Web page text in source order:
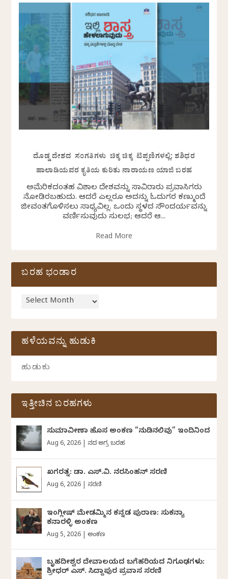
ದೊಡ್ಡ ದೇಶದ ಸಂಗತಿಗಳು ಚಿಕ್ಕ ಚಿಕ್ಕ ಟಿಪ್ಪಣಿಗಳಲ್ಲಿ: ಶಶಿಧರ
ಹಾಲಾಡಿಯವರ ಕೃತಿಯ ಕುರಿತು ನಾರಾಯಣ ಯಾಜಿ ಬರಹ
ಅಮೆರಿಕದಂತಹ ವಿಶಾಲ ದೇಶವನ್ನು ಸಾವಿರಾರು ಪ್ರವಾಸಿಗರು
ನೋಡಿರಬಹುದು. ಆದರೆ ಎಲ್ಲರೂ ಅದನ್ನು ಓದುಗರ ಕಣ್ಮುಂದೆ
ಜೀವಂತಗೊಳಿಸಲು ಸಾಧ್ಯವಿಲ್ಲ. ಒಂದು ಸ್ಥಳದ ಸೌಂದರ್ಯವನ್ನು
ವರ್ಣಿಸುವುದು ಸುಲಭ; ಆದರೆ ಆ...
Read More
ಬರಹ ಭಂಡಾರ
ಹಳೆಯವನ್ನು ಹುಡುಕಿ
ಇತ್ತೀಚಿನ ಬರಹಗಳು
ಸುಮಾವೀಣಾ ಹೊಸ ಅಂಕಣ “ನುಡಿನಲಿವು” ಇಂದಿನಿಂದ
Aug 6, 2026 ದಿನದ ಅಗ್ರ ಬರಹ
ಖಗರತ್ನ: ಡಾ. ಎಸ್.ವಿ. ನರಸಿಂಹನ್‌‌ ಸರಣಿ
Aug 6, 2026 ಸರಣಿ
ಇಂಗ್ಲೀಷ್ ಮೇಡಮ್ಮಿನ ಕನ್ನಡ ಪುರಾಣ: ಸುಕನ್ಯಾ
ಕನಾರಳ್ಳಿ ಅಂಕಣ
Aug 5, 2026 ಅಂಕಣ
ಬೃಹದೀಶ್ವರ ದೇವಾಲಯದ ಬಗೆಹರಿಯದ ನಿಗೂಢಗಳು:
ಶ್ರೀಧರ್‌ ಎಸ್.‌ ಸಿದ್ದಾಪುರ ಪ್ರವಾಸ ಸರಣಿ